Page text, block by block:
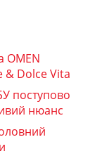
OMEN
& Dolce Vita
поступово
нюанс